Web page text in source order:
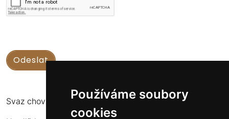
Používáme soubory
cookies
Svaz chovatelů koní Kinských